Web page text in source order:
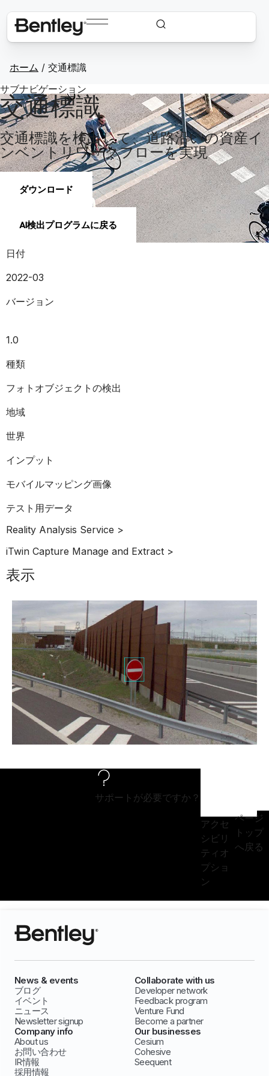
ホーム / 交通標識
サブナビゲーション
交通標識
交通標識を検出して、道路沿いの資産イ
ンベントリワークフローを実現
ダウンロード
AI検出プログラムに戻る
日付
2022-03
バージョン
1.0
種類
フォトオブジェクトの検出
地域
世界
インプット
モバイルマッピング画像
テスト用データ
Reality Analysis Service >
iTwin Capture Manage and Extract >
表示
サポートが必要ですか？
アクセ
シビリ
ティオ
プショ
ン
ページ
トップ
へ戻る
News & events
ブログ
イベント
ニュース
Newsletter signup
Collaborate with us
Developer network
Feedback program
Venture Fund
Become a partner
Company info
About us
お問い合わせ
IR情報
採用情報
Our businesses
Cesium
Cohesive
Seequent